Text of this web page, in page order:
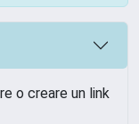
o creare un link